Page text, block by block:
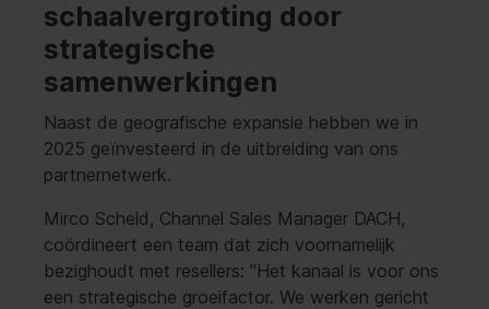
schaalvergroting door
strategische
samenwerkingen
Naast de geografische expansie hebben we in
2025 geïnvesteerd in de uitbreiding van ons
partnernetwerk.
Mirco Scheld, Channel Sales Manager DACH,
coördineert een team dat zich voornamelijk
bezighoudt met resellers: "Het kanaal is voor ons
een strategische groeifactor. We werken gericht